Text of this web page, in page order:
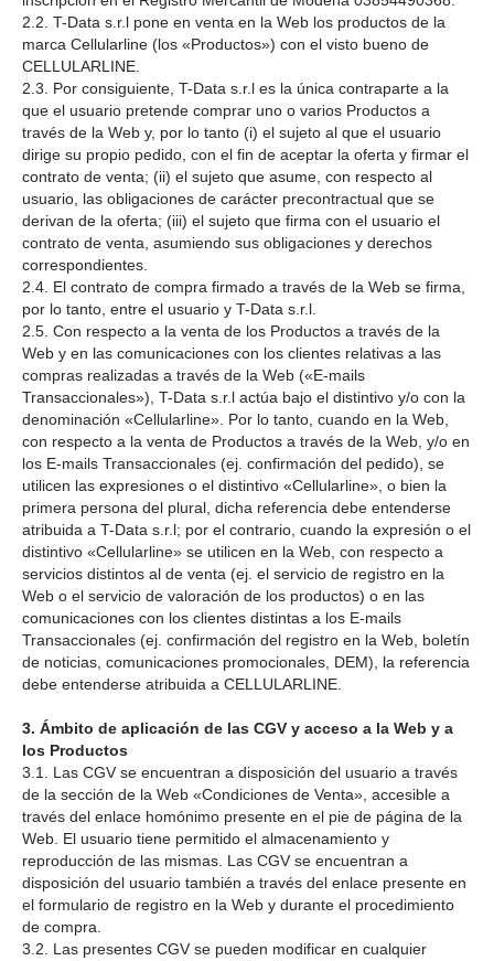
2.2. T-Data s.r.l pone en venta en la Web los productos de la
marca Cellularline (los «Productos») con el visto bueno de
CELLULARLINE.
2.3. Por consiguiente, T-Data s.r.l es la única contraparte a la
que el usuario pretende comprar uno o varios Productos a
través de la Web y, por lo tanto (i) el sujeto al que el usuario
dirige su propio pedido, con el fin de aceptar la oferta y firmar el
contrato de venta; (ii) el sujeto que asume, con respecto al
usuario, las obligaciones de carácter precontractual que se
derivan de la oferta; (iii) el sujeto que firma con el usuario el
contrato de venta, asumiendo sus obligaciones y derechos
correspondientes.
2.4. El contrato de compra firmado a través de la Web se firma,
por lo tanto, entre el usuario y T-Data s.r.l.
2.5. Con respecto a la venta de los Productos a través de la
Web y en las comunicaciones con los clientes relativas a las
compras realizadas a través de la Web («E-mails
Transaccionales»), T-Data s.r.l actúa bajo el distintivo y/o con la
denominación «Cellularline». Por lo tanto, cuando en la Web,
con respecto a la venta de Productos a través de la Web, y/o en
los E-mails Transaccionales (ej. confirmación del pedido), se
utilicen las expresiones o el distintivo «Cellularline», o bien la
primera persona del plural, dicha referencia debe entenderse
atribuida a T-Data s.r.l; por el contrario, cuando la expresión o el
distintivo «Cellularline» se utilicen en la Web, con respecto a
servicios distintos al de venta (ej. el servicio de registro en la
Web o el servicio de valoración de los productos) o en las
comunicaciones con los clientes distintas a los E-mails
Transaccionales (ej. confirmación del registro en la Web, boletín
de noticias, comunicaciones promocionales, DEM), la referencia
debe entenderse atribuida a CELLULARLINE.
3. Ámbito de aplicación de las CGV y acceso a la Web y a
los Productos
3.1. Las CGV se encuentran a disposición del usuario a través
de la sección de la Web «Condiciones de Venta», accesible a
través del enlace homónimo presente en el pie de página de la
Web. El usuario tiene permitido el almacenamiento y
reproducción de las mismas. Las CGV se encuentran a
disposición del usuario también a través del enlace presente en
el formulario de registro en la Web y durante el procedimiento
de compra.
3.2. Las presentes CGV se pueden modificar en cualquier